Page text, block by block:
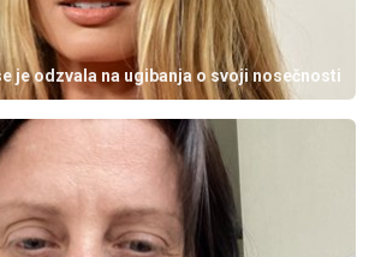
je odzvala na ugibanja o svoji nosečnosti